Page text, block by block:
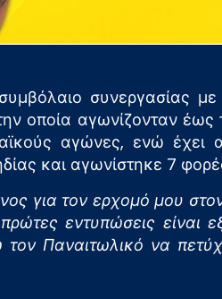
συνεργασίας με
οποία αγωνίζονταν έως
αγώνες, ενώ έχει
και αγωνίστηκε 7
για τον ερχομό μου
εντυπώσεις είναι
Παναιτωλικό να